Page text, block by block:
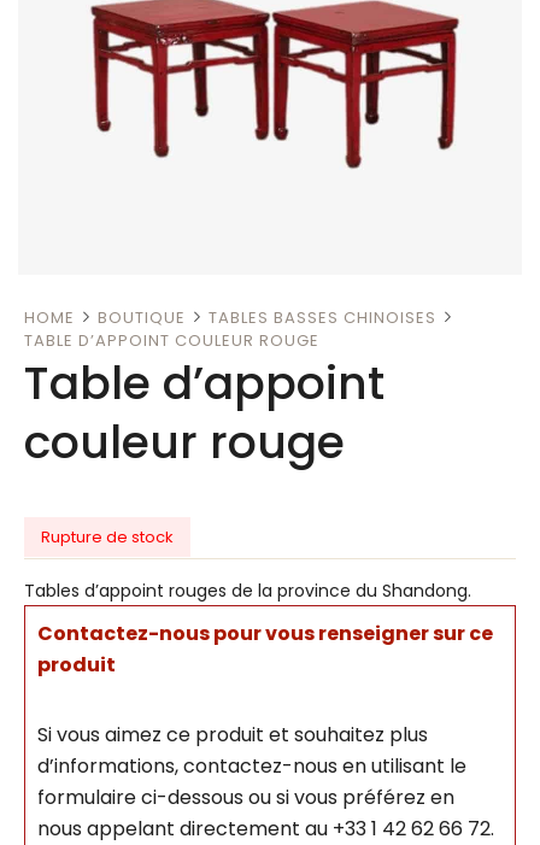
HOME BOUTIQUE
TABLES BASSES CHINOISES
TABLE D’APPOINT COULEUR ROUGE
Table d’appoint
couleur rouge
Rupture de stock
Tables d’appoint rouges de la province du Shandong.
Contactez-nous pour vous renseigner sur ce
produit
Si vous aimez ce produit et souhaitez plus
d’informations, contactez-nous en utilisant le
formulaire ci-dessous ou si vous préférez en
nous appelant directement au +33 1 42 62 66 72.